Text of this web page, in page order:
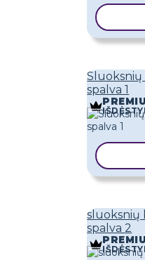
Sluoksnių
spalva 1
sluoksnių
spalva 2